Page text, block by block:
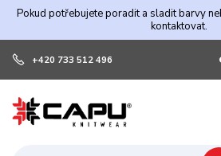
Pokud potřebujete poradit a sladit barvy
kontaktovat.
+420 733 512 496